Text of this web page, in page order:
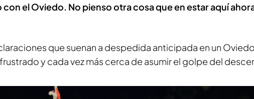
el Oviedo. No pienso otra cosa que en estar aquí
que suenan a despedida anticipada en un Oviedo
y cada vez más cerca de asumir el golpe del